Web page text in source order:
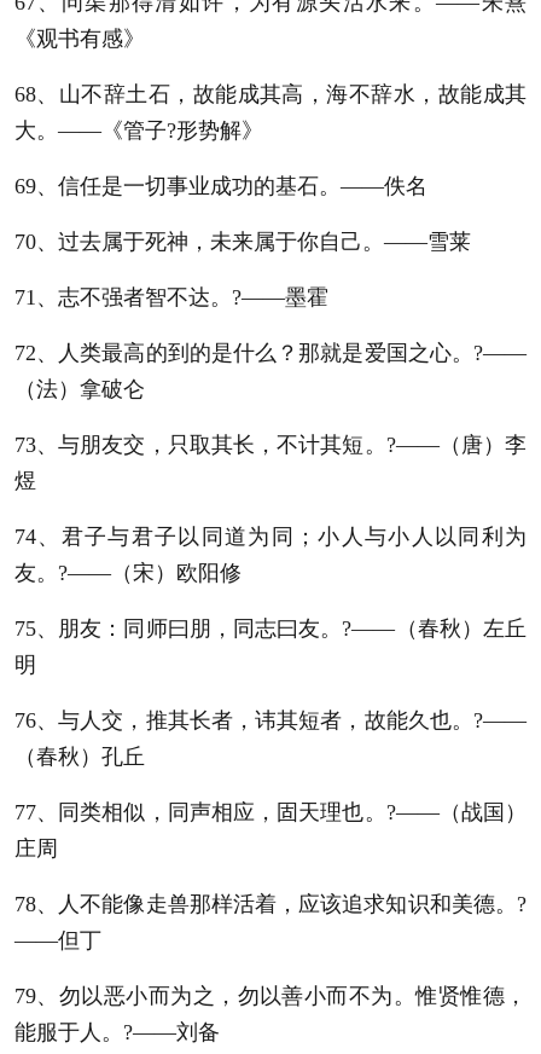
《观书有感》
68、山不辞土石，故能成其高，海不辞水，故能成其
大。——《管子?形势解》
69、信任是一切事业成功的基石。——佚名
70、过去属于死神，未来属于你自己。——雪莱
71、志不强者智不达。?——墨霍
72、人类最高的到的是什么？那就是爱国之心。?——
（法）拿破仑
73、与朋友交，只取其长，不计其短。?——（唐）李
煜
74、君子与君子以同道为同；小人与小人以同利为
友。?——（宋）欧阳修
75、朋友：同师曰朋，同志曰友。?——（春秋）左丘
明
76、与人交，推其长者，讳其短者，故能久也。?——
（春秋）孔丘
77、同类相似，同声相应，固天理也。?——（战国）
庄周
78、人不能像走兽那样活着，应该追求知识和美德。?
——但丁
79、勿以恶小而为之，勿以善小而不为。惟贤惟德，
能服于人。?——刘备